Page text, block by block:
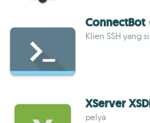
ConnectBot
Klien SSH yang
XServer
pelya